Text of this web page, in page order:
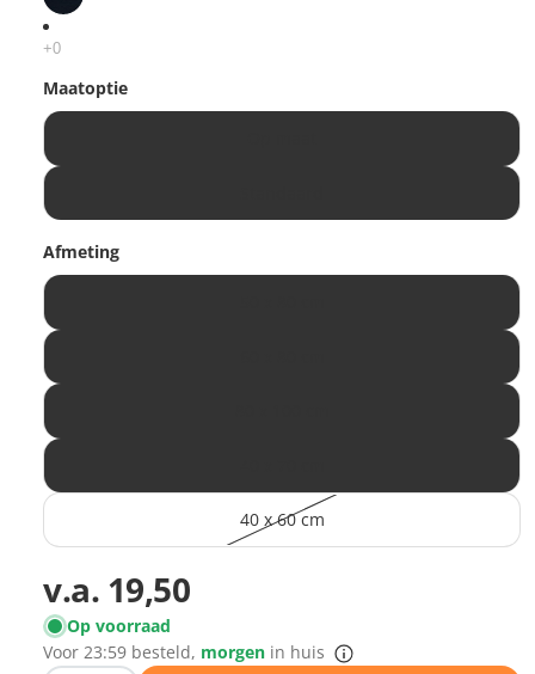
Maatoptie
Afmeting
40 x 60 cm
v.a. 19,50
Op voorraad
Voor 23:59 besteld, morgen in huis